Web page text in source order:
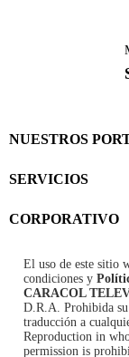
NUESTROS
SERVICIOS
CORPORATIVO
El uso de este sitio
condiciones y
CARACOL
D.R.A. Prohibida
traducción a
Reproduction in
permission is